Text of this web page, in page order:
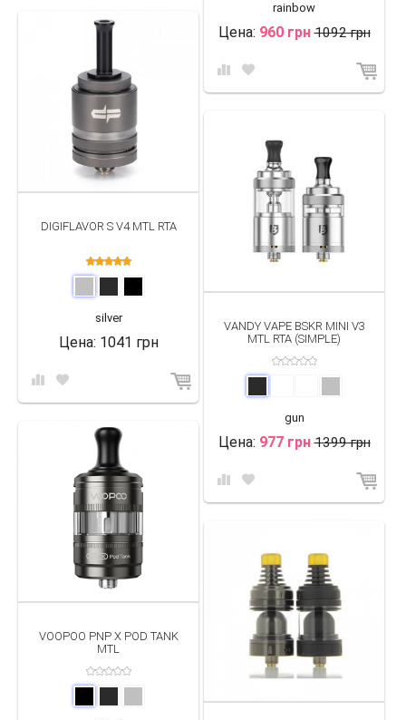
rainbow
Цена: 960 грн 1092 грн
DIGIFLAVOR S V4 MTL RTA
silver
Цена: 1041 грн
VANDY VAPE BSKR MINI V3
MTL RTA (SIMPLE)
gun
Цена: 977 грн 1399 грн
VOOPOO PNP X POD TANK
MTL